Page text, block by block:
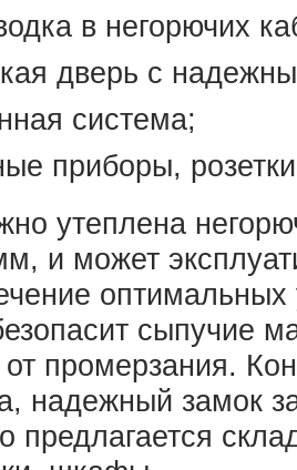
в негорючих
дверь с
система;
приборы,
утеплена
и может
оптимальных
сыпучие
промерзания.
надежный замок
предлагается